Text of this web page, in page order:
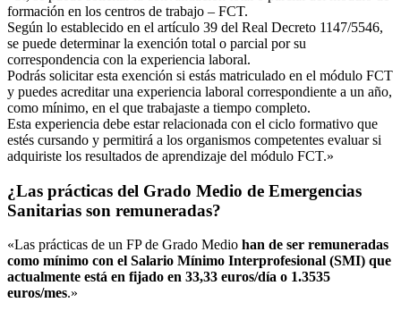
formación en los centros de trabajo – FCT.
Según lo establecido en el artículo 39 del Real Decreto 1147/5546,
se puede determinar la exención total o parcial por su
correspondencia con la experiencia laboral.
Podrás solicitar esta exención si estás matriculado en el módulo FCT
y puedes acreditar una experiencia laboral correspondiente a un año,
como mínimo, en el que trabajaste a tiempo completo.
Esta experiencia debe estar relacionada con el ciclo formativo que
estés cursando y permitirá a los organismos competentes evaluar si
adquiriste los resultados de aprendizaje del módulo FCT.»
¿Las prácticas del Grado Medio de Emergencias
Sanitarias son remuneradas?
«Las prácticas de un FP de Grado Medio han de ser remuneradas
como mínimo con el Salario Mínimo Interprofesional (SMI) que
actualmente está en fijado en 33,33 euros/día o 1.3535
euros/mes.»